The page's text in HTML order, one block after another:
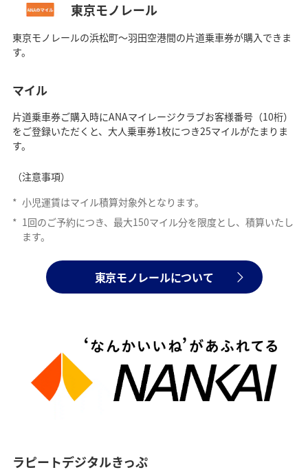
東京モノレール
東京モノレールの浜松町～羽田空港間の片道乗車券が購入できま
す。
マイル
片道乗車券ご購入時にANAマイレージクラブお客様番号（10桁）
をご登録いただくと、大人乗車券1枚につき25マイルがたまりま
す。
（注意事項）
* 小児運賃はマイル積算対象外となります。
* 1回のご予約につき、最大150マイル分を限度とし、積算いたし
ます。
東京モノレールについて
ラピートデジタルきっぷ